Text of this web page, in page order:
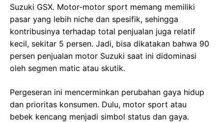
Suzuki GSX. Motor-motor sport memang memiliki
pasar yang lebih niche dan spesifik, sehingga
kontribusinya terhadap total penjualan juga relatif
kecil, sekitar 5 persen. Jadi, bisa dikatakan bahwa 90
persen penjualan motor Suzuki saat ini didominasi
oleh segmen matic atau skutik.
Pergeseran ini mencerminkan perubahan gaya hidup
dan prioritas konsumen. Dulu, motor sport atau
bebek kencang menjadi simbol status dan gaya.